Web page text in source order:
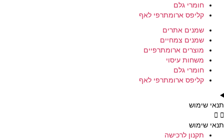
חומרי גלם
קליפס ארומתרפי לאף
שמנים אתרים
שמנים צמחיים
מוצרים ארומתרפיים
משחות עיסוי
חומרי גלם
קליפס ארומתרפי לאף
תנאי שימוש
תנאי שימוש
תקנון לרכישה